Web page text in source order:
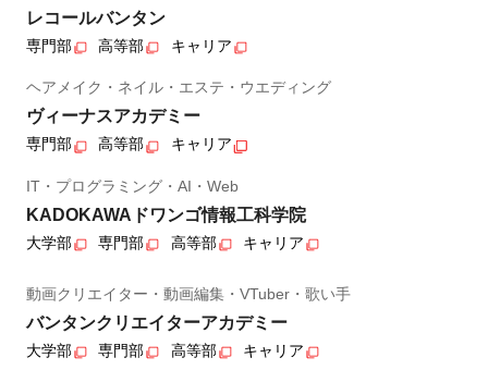
レコールバンタン
専門部 高等部 キャリア
ヘアメイク・ネイル・エステ・ウエディング
ヴィーナスアカデミー
専門部 高等部 キャリア
IT・プログラミング・AI・Web
KADOKAWAドワンゴ情報工科学院
大学部 専門部 高等部 キャリア
動画クリエイター・動画編集・VTuber・歌い手
バンタンクリエイターアカデミー
大学部 専門部 高等部 キャリア